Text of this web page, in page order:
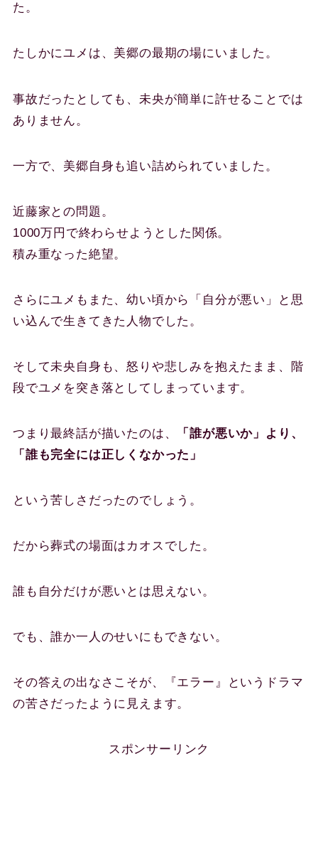
た。
たしかにユメは、美郷の最期の場にいました。
事故だったとしても、未央が簡単に許せることでは
ありません。
一方で、美郷自身も追い詰められていました。
近藤家との問題。
1000万円で終わらせようとした関係。
積み重なった絶望。
さらにユメもまた、幼い頃から「自分が悪い」と思
い込んで生きてきた人物でした。
そして未央自身も、怒りや悲しみを抱えたまま、階
段でユメを突き落としてしまっています。
つまり最終話が描いたのは、
「誰が悪いか」より、
「誰も完全には正しくなかった」
という苦しさだったのでしょう。
だから葬式の場面はカオスでした。
誰も自分だけが悪いとは思えない。
でも、誰か一人のせいにもできない。
その答えの出なさこそが、『エラー』というドラマ
の苦さだったように見えます。
スポンサーリンク